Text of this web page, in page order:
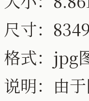
尺寸：
格式：jpg
说明：由